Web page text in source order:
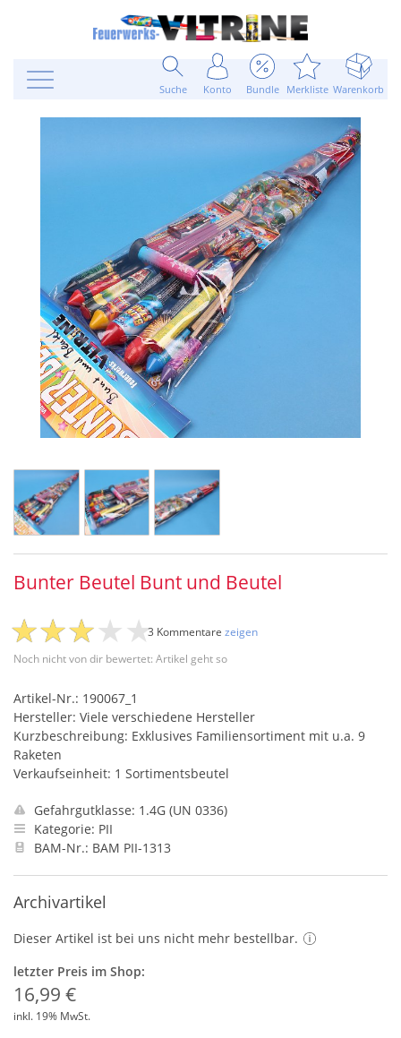
Suche Konto Bundle Merkliste Warenkorb
Bunter Beutel Bunt und Beutel
Noch nicht von dir bewertet: Artikel geht so
3 Kommentare zeigen
Artikel-Nr.: 190067_1
Hersteller: Viele verschiedene Hersteller
Kurzbeschreibung: Exklusives Familiensortiment mit u.a. 9
Raketen
Verkaufseinheit: 1 Sortimentsbeutel
Gefahrgutklasse: 1.4G (UN 0336)
Kategorie: PII
BAM-Nr.: BAM PII-1313
Archivartikel
Dieser Artikel ist bei uns nicht mehr bestellbar.
letzter Preis im Shop:
16,99 €
inkl. 19% MwSt.